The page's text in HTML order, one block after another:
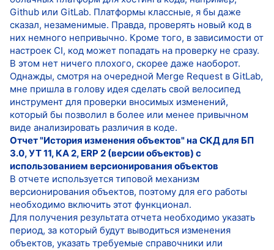
Github или GitLab. Платформы классные, я бы даже
сказал, незаменимые. Правда, проверять новый код в
них немного непривычно. Кроме того, в зависимости от
настроек CI, код может попадать на проверку не сразу.
В этом нет ничего плохого, скорее даже наоборот.
Однажды, смотря на очередной Merge Request в GitLab,
мне пришла в голову идея сделать свой велосипед
инструмент для проверки вносимых изменений,
который бы позволил в более или менее привычном
виде анализировать различия в коде.
Отчет "История изменения объектов" на СКД для БП
3.0, УТ 11, КА 2, ERP 2 (версии объектов) с
использованием версионирования объектов
В отчете используется типовой механизм
версионирования объектов, поэтому для его работы
необходимо включить этот функционал.
Для получения результата отчета необходимо указать
период, за который будут выводиться изменения
объектов, указать требуемые справочники или